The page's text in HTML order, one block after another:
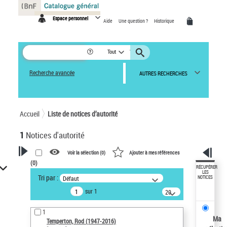
Espace personnel Aide Une question ? Historique
Tout
Recherche avancée AUTRES RECHERCHES
Accueil Liste de notices d’autorité
1 Notices d'autorité
VOTRE RECHERCHE
Recherche avancée dans les
notices d’autorité
Œuvres liées à l'auteur :
Temperton, Rod (1947-2016)
Voir la sélection (0) Ajouter à mes références
(0)
Tri par : Défaut
sur 1
20
résultats/page
1
Temperton, Rod (1947-2016)
RÉCUPÉRER
LES
NOTICES
Ma
Panneau de gestion des cookies